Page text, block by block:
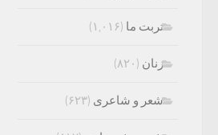
تربت ما (۱,۰۱۶)
زنان (۸۲۰)
شعر و شاعری (۶۲۳)